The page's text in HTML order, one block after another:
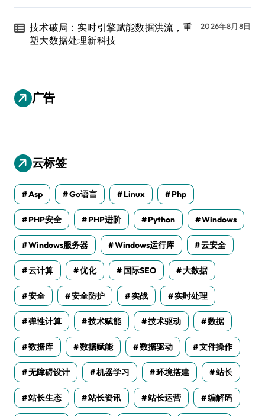
技术破局：实时引擎赋能数据洪流，重
塑大数据处理新科技
2026年8月8日
广告
云标签
Asp Go语言 Linux Php
PHP安全 PHP进阶 Python Windows
Windows服务器 Windows运行库 云安全
云计算 优化 国际SEO 大数据
安全 安全防护 实战 实时处理
弹性计算 技术赋能 技术驱动 数据
数据库 数据赋能 数据驱动 文件操作
无障碍设计 机器学习 环境搭建 站长
站长生态 站长资讯 站长运营 编解码